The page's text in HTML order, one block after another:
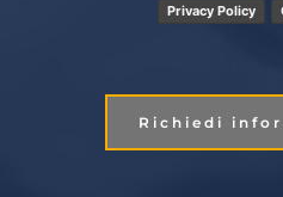
Privacy Policy
Richiedi